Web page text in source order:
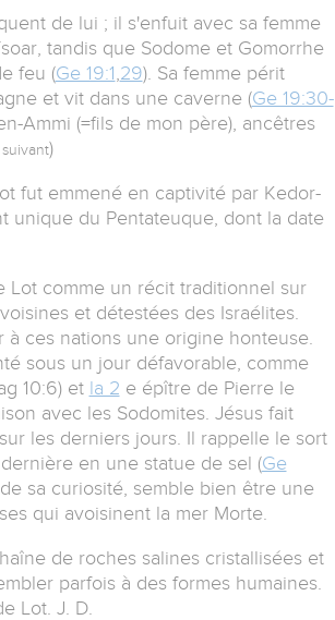
de lui ; il s'enfuit avec sa femme
tandis que Sodome et Gomorrhe
feu (Ge 19:1 29). Sa femme périt
et vit dans une caverne (Ge 19:30-
Ammi (=fils de mon père), ancêtres
)
fut emmené en captivité par Kedor-
unique du Pentateuque, dont la date
Lot comme un récit traditionnel sur
et détestées des Israélites.
ces nations une origine honteuse.
sous un jour défavorable, comme
10:6) et la 2 e épître de Pierre le
avec les Sodomites. Jésus fait
les derniers jours. Il rappelle le sort
en une statue de sel (Ge
sa curiosité, semble bien être une
qui avoisinent la mer Morte.
de roches salines cristallisées et
parfois à des formes humaines.
Lot. J. D.